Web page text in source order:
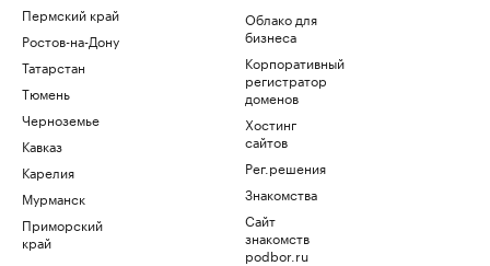
Пермский край
Ростов-на-Дону
Татарстан
Тюмень
Черноземье
Кавказ
Карелия
Мурманск
Приморский
край
Облако для
бизнеса
Корпоративный
регистратор
доменов
Хостинг
сайтов
Рег.решения
Знакомства
Сайт
знакомств
podbor.ru